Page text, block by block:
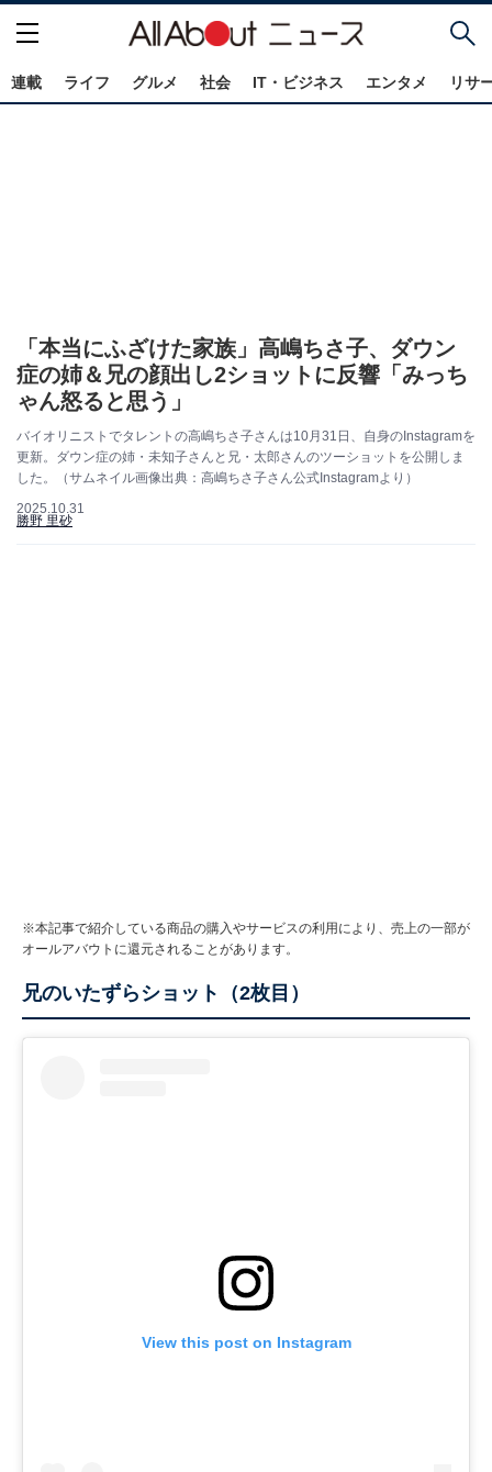
連載 ライフ グルメ 社会 IT・ビジネス エンタメ リサ
「本当にふざけた家族」高嶋ちさ子、ダウン
症の姉＆兄の顔出し2ショットに反響「みっち
ゃん怒ると思う」
バイオリニストでタレントの高嶋ちさ子さんは10月31日、自身のInstagramを
更新。ダウン症の姉・未知子さんと兄・太郎さんのツーショットを公開しま
した。（サムネイル画像出典：高嶋ちさ子さん公式Instagramより）
2025.10.31
勝野 里砂
※本記事で紹介している商品の購入やサービスの利用により、売上の一部が
オールアバウトに還元されることがあります。
兄のいたずらショット（2枚目）
View this post on Instagram